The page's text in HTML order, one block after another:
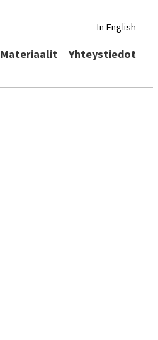
In English
Materiaalit Yhteystiedot